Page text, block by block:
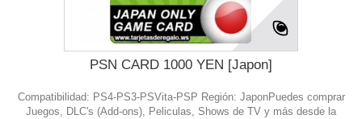
PSN CARD 1000 YEN [Japon]
Compatibilidad: PS4-PS3-PSVita-PSP Región: JaponPuedes comprar
Juegos, DLC's (Add-ons), Peliculas, Shows de TV y más desde la